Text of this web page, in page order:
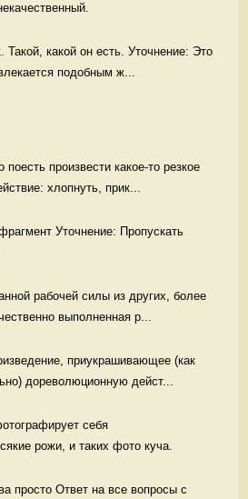
Такой, какой он есть. Уточнение: Это
подобным ж...
поесть произвести какое-то резкое
хлопнуть, прик...
Уточнение: Пропускать
рабочей силы из других, более
выполненная р...
приукрашивающее (как
дореволюционную дейст...
себя
рожи, и таких фото куча.
просто Ответ на все вопросы с